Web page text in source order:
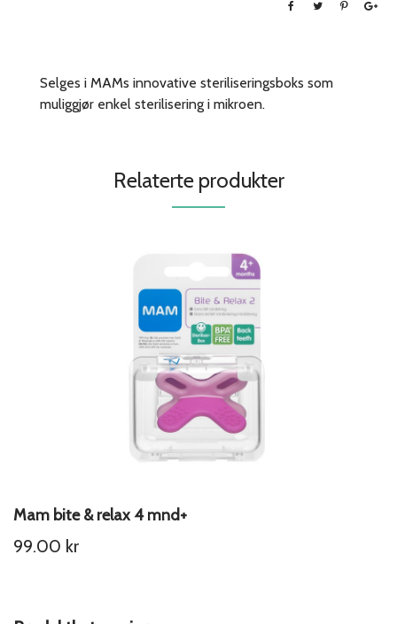
Selges i MAMs innovative steriliseringsboks som
muliggjør enkel sterilisering i mikroen.
Relaterte produkter
Mam bite & relax 4 mnd+
99.00 kr